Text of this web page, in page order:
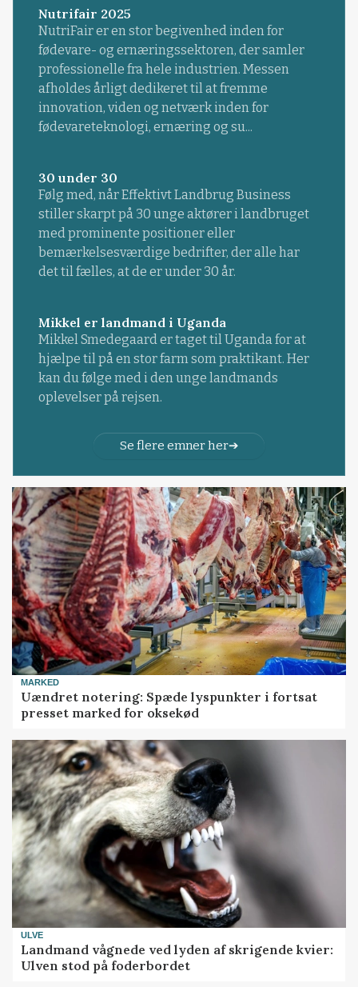
Nutrifair 2025
NutriFair er en stor begivenhed inden for
fødevare- og ernæringssektoren, der samler
professionelle fra hele industrien. Messen
afholdes årligt dedikeret til at fremme
innovation, viden og netværk inden for
fødevareteknologi, ernæring og su...
30 under 30
Følg med, når Effektivt Landbrug Business
stiller skarpt på 30 unge aktører i landbruget
med prominente positioner eller
bemærkelsesværdige bedrifter, der alle har
det til fælles, at de er under 30 år.
Mikkel er landmand i Uganda
Mikkel Smedegaard er taget til Uganda for at
hjælpe til på en stor farm som praktikant. Her
kan du følge med i den unge landmands
oplevelser på rejsen.
Se flere emner her
MARKED
Uændret notering: Spæde lyspunkter i fortsat
presset marked for oksekød
ULVE
Landmand vågnede ved lyden af skrigende kvier:
Ulven stod på foderbordet